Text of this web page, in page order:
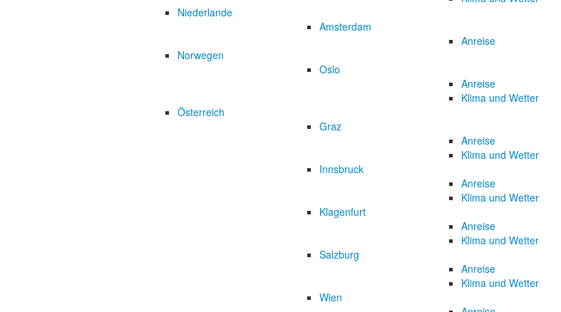
Niederlande
Amsterdam
Anreise
Norwegen
Oslo
Anreise
Klima und Wetter
Österreich
Graz
Anreise
Klima und Wetter
Innsbruck
Anreise
Klima und Wetter
Klagenfurt
Anreise
Klima und Wetter
Salzburg
Anreise
Klima und Wetter
Wien